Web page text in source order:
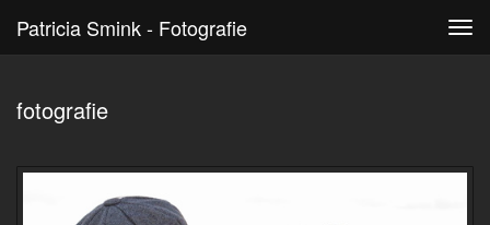
Patricia Smink - Fotografie
fotografie